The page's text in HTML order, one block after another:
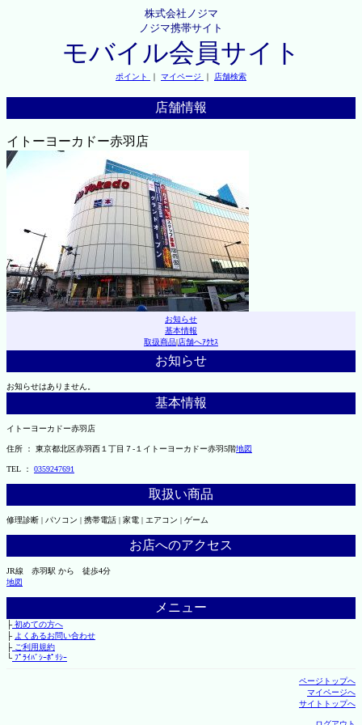
株式会社ノジマ
ノジマ携帯サイト
モバイル会員サイト
ポイント ｜ マイページ ｜ 店舗検索
店舗情報
イトーヨーカドー赤羽店
お知らせ
基本情報
取扱商品|店舗へｱｸｾｽ
お知らせ
お知らせはありません。
基本情報
イトーヨーカドー赤羽店
住所 ： 東京都北区赤羽西１丁目７-１イトーヨーカドー赤羽5階地図
TEL ： 0359247691
取扱い商品
修理診断 | パソコン | 携帯電話 | 家電 | エアコン | ゲーム
お店へのアクセス
JR線 赤羽駅 から 徒歩4分
地図
メニュー
├初めての方へ
├ よくあるお問い合わせ
├ご利用規約
└ﾌﾟﾗｲﾊﾞｼｰﾎﾟﾘｼｰ
ページトップへ
マイページへ
サイトトップへ